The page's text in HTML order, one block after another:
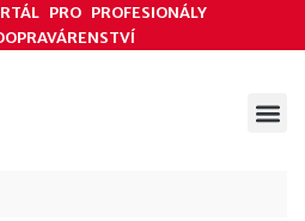
PRO PROFESIONÁLY